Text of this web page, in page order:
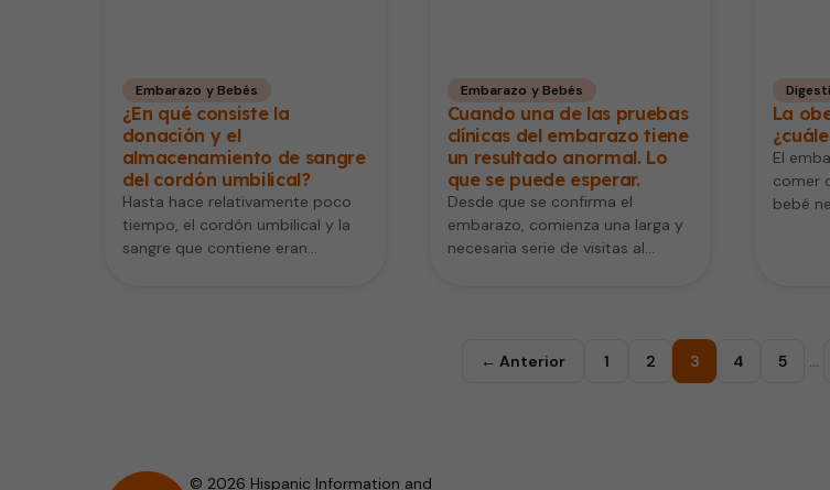
Embarazo y Bebés
¿En qué consiste la
donación y el
almacenamiento de sangre
del cordón umbilical?
Hasta hace relativamente poco
tiempo, el cordón umbilical y la
sangre que contiene eran
Embarazo y Bebés
Cuando una de las pruebas
clínicas del embarazo tiene
un resultado anormal. Lo
que se puede esperar.
Desde que se confirma el
embarazo, comienza una larga y
necesaria serie de visitas al
La
El
comer
bebé
← Anterior 1 2 3 4 5 …
© 2026 Hispanic Information and